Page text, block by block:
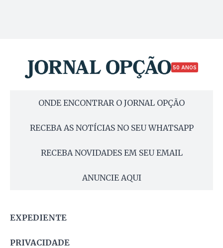
50 ANOS
ONDE ENCONTRAR O JORNAL OPÇÃO
RECEBA AS NOTÍCIAS NO SEU WHATSAPP
RECEBA NOVIDADES EM SEU EMAIL
ANUNCIE AQUI
EXPEDIENTE
PRIVACIDADE